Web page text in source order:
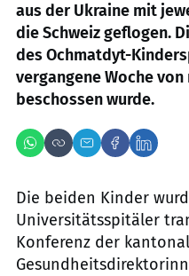
aus der Ukraine mit
die Schweiz geflogen.
des Ochmatdyt-
vergangene Woche
beschossen wurde.
Die beiden Kinder
Universitätsspitäler
Konferenz der